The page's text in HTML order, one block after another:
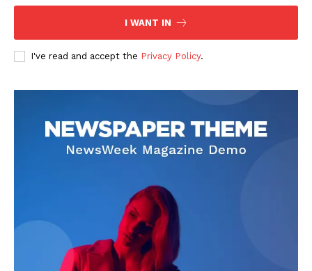
Contact us
Subscription Plans
My account
I WANT IN
I've read and accept the Privacy Policy.